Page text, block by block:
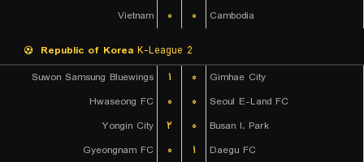
Vietnam
۰ ۰ Cambodia
Republic of Korea K-League 2
Suwon Samsung Bluewings
۱ ۰
Gimhae City
Hwaseong FC
۰ ۰
Seoul E-Land FC
Yongin City
۲ ۰
Busan I. Park
Gyeongnam FC
۰ ۱
Daegu FC